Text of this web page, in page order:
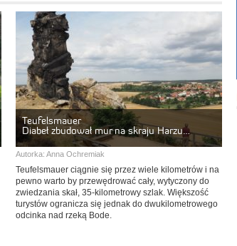
Teufelsmauer
Diabeł zbudował mur na skraju Harzu…
Autorka: Anna Ochremiak
Teufelsmauer ciągnie się przez wiele kilometrów i na
pewno warto by przewędrować cały, wytyczony do
zwiedzania skał, 35-kilometrowy szlak. Większość
turystów ogranicza się jednak do dwukilometrowego
odcinka nad rzeką Bode.